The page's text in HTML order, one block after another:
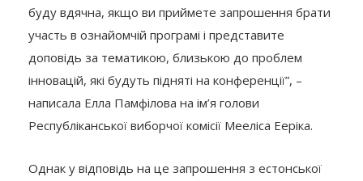
буду вдячна, якщо ви приймете запрошення брати
участь в ознайомчій програмі і представите
доповідь за тематикою, близькою до проблем
інновацій, які будуть підняті на конференції”, –
написала Елла Памфілова на ім’я голови
Республіканської виборчої комісії Мееліса Ееріка.
Однак у відповідь на це запрошення з естонської